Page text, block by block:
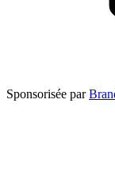
Sponsorisée par